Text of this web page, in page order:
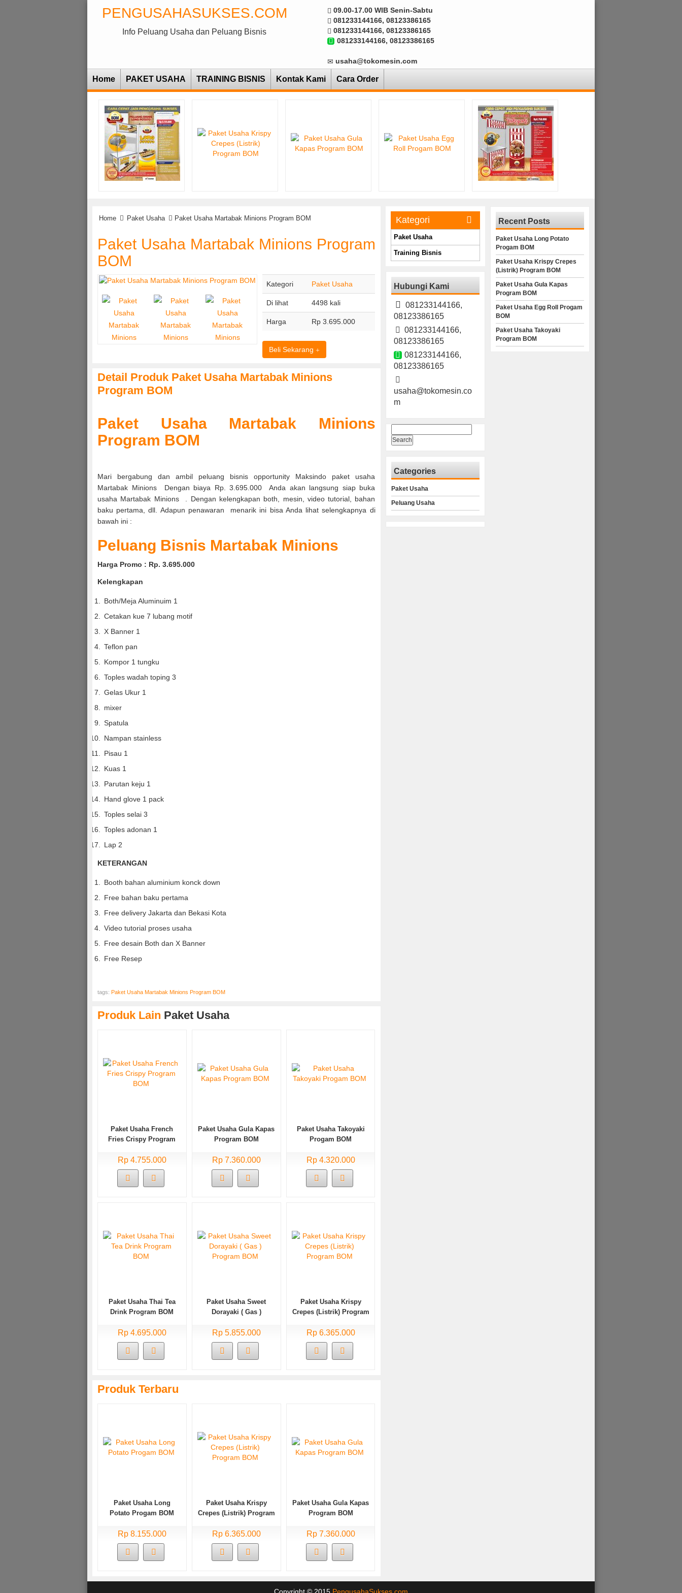
PENGUSAHASUKSES.COM
Info Peluang Usaha dan Peluang Bisnis
09.00-17.00 WIB Senin-Sabtu
081233144166, 08123386165
081233144166, 08123386165
081233144166, 08123386165
usaha@tokomesin.com
Home PAKET USAHA TRAINING BISNIS Kontak Kami Cara Order
Home Paket Usaha Paket Usaha Martabak Minions Program BOM
Paket Usaha Martabak Minions Program
BOM
Kategori Paket Usaha
Di lihat 4498 kali
Harga Rp 3.695.000
Beli Sekarang
Detail Produk Paket Usaha Martabak Minions
Program BOM
Paket Usaha Martabak Minions
Program BOM
Mari bergabung dan ambil peluang bisnis opportunity Maksindo paket usaha
Martabak Minions Dengan biaya Rp. 3.695.000 Anda akan langsung siap buka
usaha Martabak Minions . Dengan kelengkapan both, mesin, video tutorial, bahan
baku pertama, dll. Adapun penawaran menarik ini bisa Anda lihat selengkapnya di
bawah ini :
Peluang Bisnis Martabak Minions
Harga Promo : Rp. 3.695.000
Kelengkapan
Both/Meja Aluminuim 1
Cetakan kue 7 lubang motif
X Banner 1
Teflon pan
Kompor 1 tungku
Toples wadah toping 3
Gelas Ukur 1
mixer
Spatula
Nampan stainless
Pisau 1
Kuas 1
Parutan keju 1
Hand glove 1 pack
Toples selai 3
Toples adonan 1
Lap 2
KETERANGAN
Booth bahan aluminium konck down
Free bahan baku pertama
Free delivery Jakarta dan Bekasi Kota
Video tutorial proses usaha
Free desain Both dan X Banner
Free Resep
tags: Paket Usaha Martabak Minions Program BOM
Produk Lain Paket Usaha
Paket Usaha French
Fries Crispy Program
Rp 4.755.000
Paket Usaha Gula Kapas
Program BOM
Rp 7.360.000
Paket Usaha Takoyaki
Progam BOM
Rp 4.320.000
Paket Usaha Thai Tea
Drink Program BOM
Rp 4.695.000
Paket Usaha Sweet
Dorayaki ( Gas )
Rp 5.855.000
Paket Usaha Krispy
Crepes (Listrik) Program
Rp 6.365.000
Produk Terbaru
Paket Usaha Long
Potato Progam BOM
Rp 8.155.000
Paket Usaha Krispy
Crepes (Listrik) Program
Rp 6.365.000
Paket Usaha Gula Kapas
Program BOM
Rp 7.360.000
Kategori
Paket Usaha
Training Bisnis
Hubungi Kami
081233144166,
08123386165
081233144166,
08123386165
081233144166,
08123386165
usaha@tokomesin.co
m
for:
Categories
Paket Usaha
Peluang Usaha
Recent Posts
Paket Usaha Long Potato
Progam BOM
Paket Usaha Krispy Crepes
(Listrik) Program BOM
Paket Usaha Gula Kapas
Program BOM
Paket Usaha Egg Roll Progam
BOM
Paket Usaha Takoyaki
Program BOM